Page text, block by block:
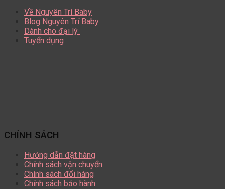
Về Nguyên Trí Baby
Blog Nguyên Trí Baby
Dành cho đại lý
Tuyển dụng
CHÍNH SÁCH
Hướng dẫn đặt hàng
Chính sách vận chuyển
Chính sách đổi hàng
Chính sách bảo hành